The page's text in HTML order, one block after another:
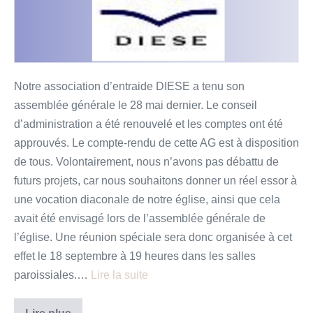
Notre association d’entraide DIESE a tenu son
assemblée générale le 28 mai dernier. Le conseil
d’administration a été renouvelé et les comptes ont été
approuvés. Le compte-rendu de cette AG est à disposition
de tous. Volontairement, nous n’avons pas débattu de
futurs projets, car nous souhaitons donner un réel essor à
une vocation diaconale de notre église, ainsi que cela
avait été envisagé lors de l’assemblée générale de
l’église. Une réunion spéciale sera donc organisée à cet
effet le 18 septembre à 19 heures dans les salles
paroissiales.…
Lire la suite